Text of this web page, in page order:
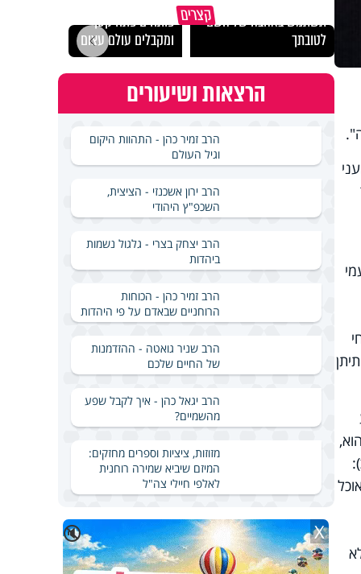
קצריםתשתמש באהבה של השם
לטובתך
פותחים פתח קטן -
ומקבלים עולם עצום
הרצאות ושיעורים
הרב זמיר כהן - התהוות היקום
וגיל העולם
הרב ירון אשכנזי - הציצית,
השכפ"ץ היהודי
הרב יצחק בצרי - גלגול נשמות
ביהדות
הרב זמיר כהן - הכוחות
הרוחניים שבאדם על פי היהדות
הרב שניר גואטה - ההזדמנות
של החיים שלכם
הרב יגאל כהן - איך לקבל שפע
מהשמיים?
מזוזות, ציציות וספרים מחזקים:
המיזם שיביא שמירה רוחנית
לאלפי חיילי צה"ל
🔇 X